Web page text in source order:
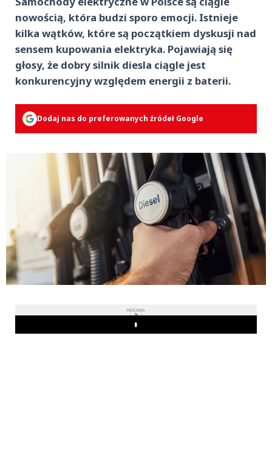
nowością, która budzi sporo emocji. Istnieje
kilka wątków, które są początkiem dyskusji nad
sensem kupowania elektryka. Pojawiają się
głosy, że dobry silnik diesla ciągle jest
konkurencyjny względem energii z baterii.
Dodaj nas do preferowanych źródeł Google
REKLAMA
Play